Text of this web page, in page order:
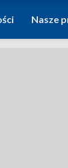
Nasze